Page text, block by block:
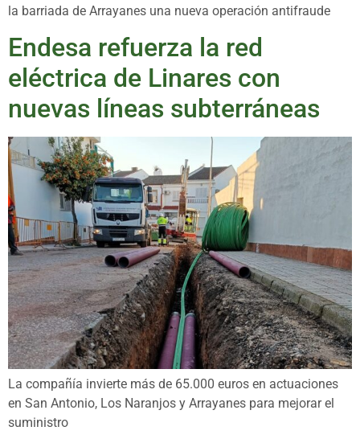
la barriada de Arrayanes una nueva operación antifraude
Endesa refuerza la red
eléctrica de Linares con
nuevas líneas subterráneas
La compañía invierte más de 65.000 euros en actuaciones
en San Antonio, Los Naranjos y Arrayanes para mejorar el
suministro